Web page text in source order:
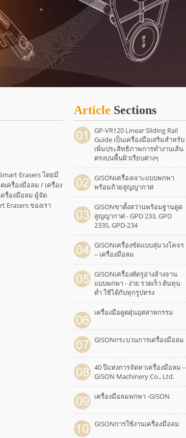
Erasers โดยมี
เครื่องมือลม / เครื่อง
ครื่องมือลม ผู้จัด
ของเรา
Article Sections
GP-VR120 Linear Sliding Rail
Guide เป็นเครื่องมือเสริมสำหรับ
เพิ่มประสิทธิภาพการทำงานเส้น
ตรงบนพื้นผิวเรียบต่างๆ
GISONเครื่องเจาะแบบพกพา
พร้อมถ้วยสูญญากาศ
GISONขาตั้งสว่านพร้อมฐานดูด
สูญญากาศ - GPD 233, GPD
233S, GPD-234
GISONเครื่องขัดแบบสุ่มวงโคจร
– เครื่องมือลม
GISONเครื่องตัดรูอ่างล้างจาน
แบบพกพา - ง่าย รวดเร็ว ต้นทุน
ต่ำ ใช้ได้กับทุกรูปทรง
เครื่องมือดูดฝุ่นอุตสาหกรรม
GISONกระบวนการเครื่องมือลม
40 ปีแห่งการจัดหาเครื่องมือลม –
GISON Machinery Co., Ltd.
เครื่องมือลมพกพา -GISON
GISONการใช้งานเครื่องมือลม